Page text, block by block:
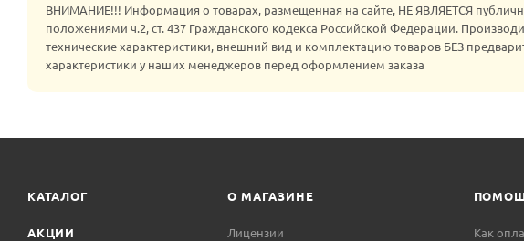
ВНИМАНИЕ!!! Информация о товарах, размещенная на сайте, НЕ ЯВЛЯЕТСЯ
положениями ч.2, ст. 437 Гражданского кодекса Российской Федерации.
технические характеристики, внешний вид и комплектацию товаров БЕЗ
характеристики у наших менеджеров перед оформлением заказа
КАТАЛОГ
АКЦИИ
О МАГАЗИНЕ
Лицензии
Как